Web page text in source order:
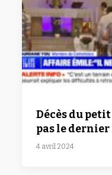
Décès du petit
pas le dernier
4 avril 2024